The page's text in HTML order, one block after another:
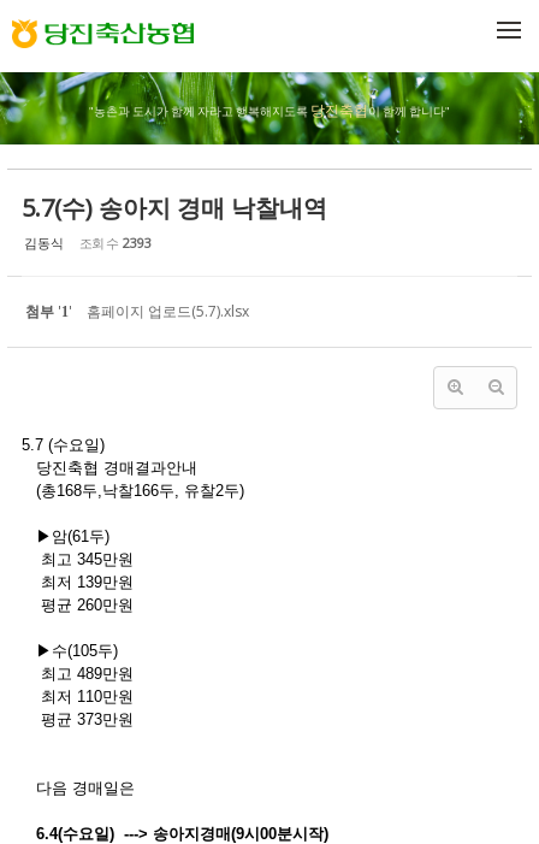
"농촌과 도시가 함께 자라고 행복해지도록 당진축협이 함께 합니다"
5.7(수) 송아지 경매 낙찰내역
김동식 조회 수 2393
첨부 '1' 홈페이지 업로드(5.7).xlsx
5.7 (수요일)
당진축협 경매결과안내
(총168두,낙찰166두, 유찰2두)
▶암(61두)
최고 345만원
최저 139만원
평균 260만원
▶수(105두)
최고 489만원
최저 110만원
평균 373만원
다음 경매일은
6.4(수요일) ---> 송아지경매(9시00분시작)